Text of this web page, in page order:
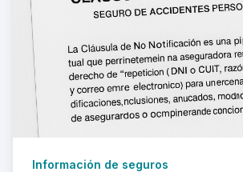
Información de seguros